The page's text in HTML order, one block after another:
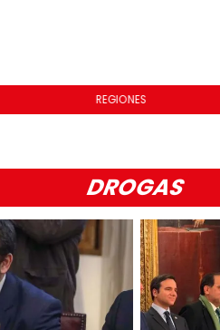
REGIONES
DROGAS